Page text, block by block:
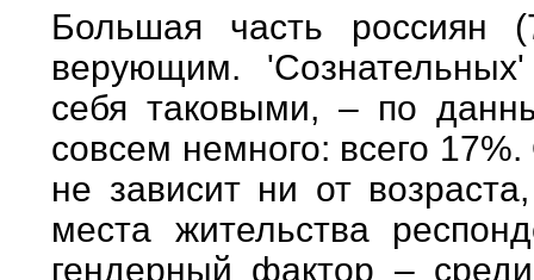
Большая часть россиян
верующим.
себя таковыми, – по
совсем немного: всего
не зависит ни от
места жительства
гендерный фактор –